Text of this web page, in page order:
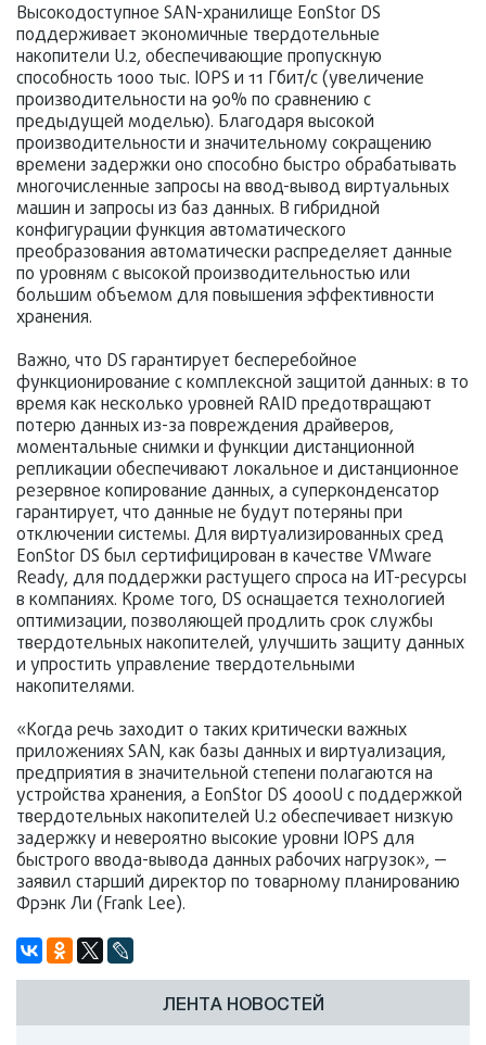
Высокодоступное SAN-хранилище EonStor DS
поддерживает экономичные твердотельные
накопители U.2, обеспечивающие пропускную
способность 1000 тыс. IOPS и 11 Гбит/с (увеличение
производительности на 90% по сравнению с
предыдущей моделью). Благодаря высокой
производительности и значительному сокращению
времени задержки оно способно быстро обрабатывать
многочисленные запросы на ввод-вывод виртуальных
машин и запросы из баз данных. В гибридной
конфигурации функция автоматического
преобразования автоматически распределяет данные
по уровням с высокой производительностью или
большим объемом для повышения эффективности
хранения.
Важно, что DS гарантирует бесперебойное
функционирование с комплексной защитой данных: в то
время как несколько уровней RAID предотвращают
потерю данных из-за повреждения драйверов,
моментальные снимки и функции дистанционной
репликации обеспечивают локальное и дистанционное
резервное копирование данных, а суперконденсатор
гарантирует, что данные не будут потеряны при
отключении системы. Для виртуализированных сред
EonStor DS был сертифицирован в качестве VMware
Ready, для поддержки растущего спроса на ИТ-ресурсы
в компаниях. Кроме того, DS оснащается технологией
оптимизации, позволяющей продлить срок службы
твердотельных накопителей, улучшить защиту данных
и упростить управление твердотельными
накопителями.
«Когда речь заходит о таких критически важных
приложениях SAN, как базы данных и виртуализация,
предприятия в значительной степени полагаются на
устройства хранения, а EonStor DS 4000U с поддержкой
твердотельных накопителей U.2 обеспечивает низкую
задержку и невероятно высокие уровни IOPS для
быстрого ввода-вывода данных рабочих нагрузок», —
заявил старший директор по товарному планированию
Фрэнк Ли (Frank Lee).
ЛЕНТА НОВОСТЕЙ